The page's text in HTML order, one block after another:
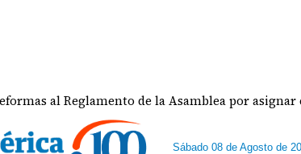
al Reglamento de la Asamblea por asignar
Sábado 08 de Agosto de